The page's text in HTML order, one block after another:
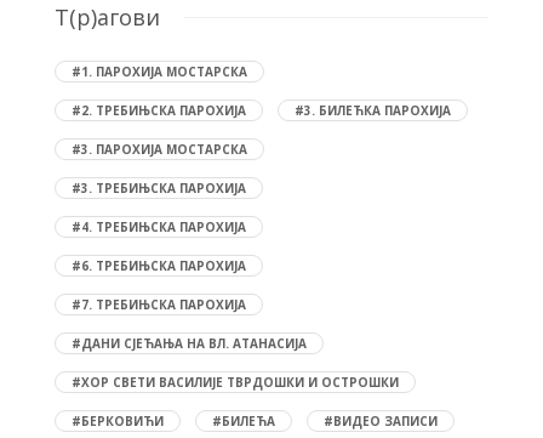
T(р)агови
#1. ПАРОХИЈА МОСТАРСКА
#2. ТРЕБИЊСКА ПАРОХИЈА #3. БИЛЕЋКА ПАРОХИЈА
#3. ПАРОХИЈА МОСТАРСКА
#3. ТРЕБИЊСКА ПАРОХИЈА
#4. ТРЕБИЊСКА ПАРОХИЈА
#6. ТРЕБИЊСКА ПАРОХИЈА
#7. ТРЕБИЊСКА ПАРОХИЈА
#ДАНИ СЈЕЋАЊА НА ВЛ. АТАНАСИЈА
#ХОР СВЕТИ ВАСИЛИЈЕ ТВРДОШКИ И ОСТРОШКИ
#БЕРКОВИЋИ #БИЛЕЋА #ВИДЕО ЗАПИСИ